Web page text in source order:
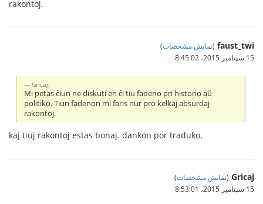
rakontoj.
faust_twi
(نمایش مشخصات)
15 سپتامبر 2015،‏ 8:45:02
Gricaj:
Mi petas ĉiun ne diskuti en ĉi tiu fadeno pri historio aŭ
politiko. Tiun fadenon mi faris nur pro kelkaj absurdaj
rakontoj.
kaj tiuj rakontoj estas bonaj. dankon por traduko.
Gricaj
(نمایش مشخصات)
15 سپتامبر 2015،‏ 8:53:01